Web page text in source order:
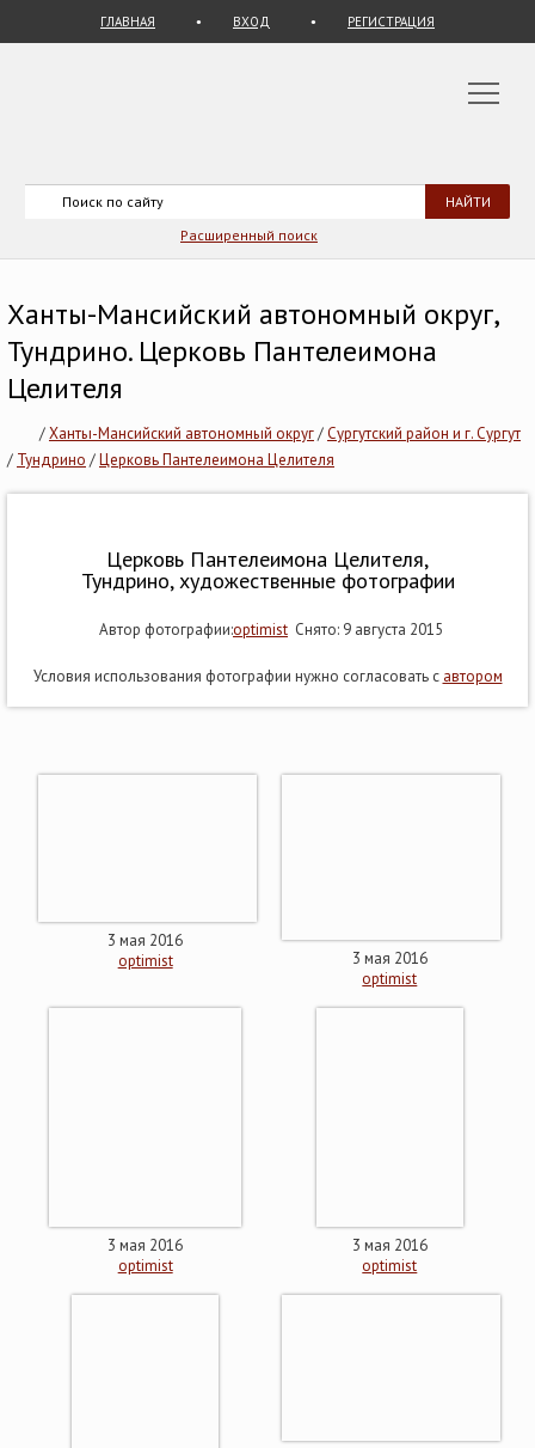
ГЛАВНАЯ ВХОД РЕГИСТРАЦИЯ
Расширенный поиск
Ханты-Мансийский автономный округ,
Тундрино. Церковь Пантелеимона
Целителя
/Ханты-Мансийский автономный округ/Сургутский район и г. Сургут
/ Тундрино /Церковь Пантелеимона Целителя
Церковь Пантелеимона Целителя,
Тундрино, художественные фотографии
Автор фотографии:optimist Снято: 9 августа 2015
Условия использования фотографии нужно согласовать с автором
3 мая 2016
optimist
3 мая 2016
optimist
3 мая 2016
optimist
3 мая 2016
optimist